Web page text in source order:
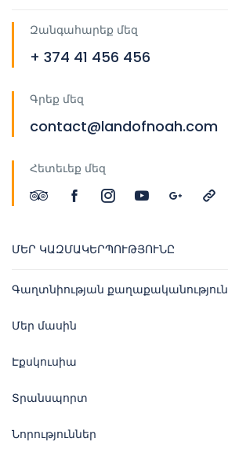
Զանգահարեք մեզ
+ 374 41 456 456
Գրեք մեզ
contact@landofnoah.com
Հետեւեք մեզ
ՄԵՐ ԿԱԶՄԱԿԵՐՊՈՒԹՅՈՒՆԸ
Գաղտնիության քաղաքականություն
Մեր մասին
Էքսկուսիա
Տրանսպորտ
Նորություններ